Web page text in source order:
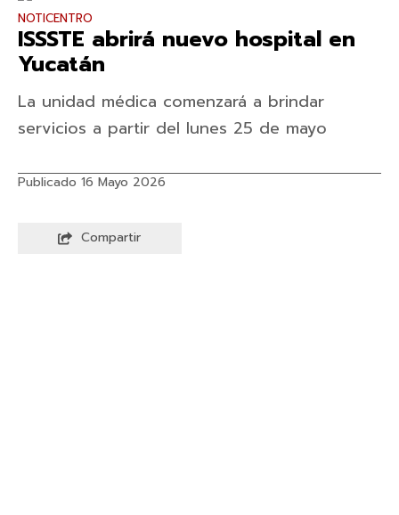
NOTICENTRO
ISSSTE abrirá nuevo hospital en
Yucatán
La unidad médica comenzará a brindar
servicios a partir del lunes 25 de mayo
Publicado 16 Mayo 2026
Compartir